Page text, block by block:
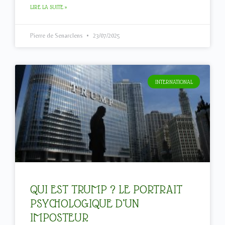
LIRE LA SUITE »
Pierre de Senarclens 23/07/2025
INTERNATIONAL
QUI EST TRUMP ? LE PORTRAIT
PSYCHOLOGIQUE D’UN
IMPOSTEUR